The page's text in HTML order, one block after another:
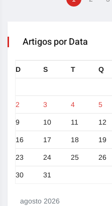
Artigos por Data
agosto 2026
D S T Q
2 3 4 5
9 10 11 12
16 17 18 19
23 24 25 26
30 31